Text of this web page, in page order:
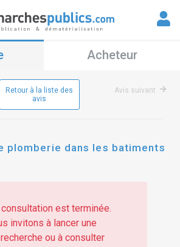
Acheteur
Retour à la liste des
avis
Avis suivant
plomberie dans les batiments
est terminée.
invitons à lancer une
ou à consulter